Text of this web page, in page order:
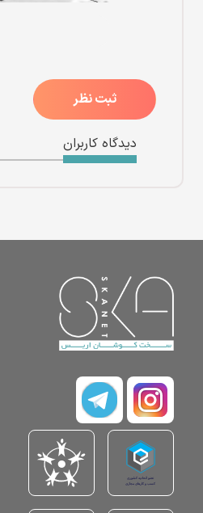
ثبت نظر
دیدگاه کاربران